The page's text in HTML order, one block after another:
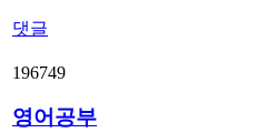
댓글
196749
영어공부